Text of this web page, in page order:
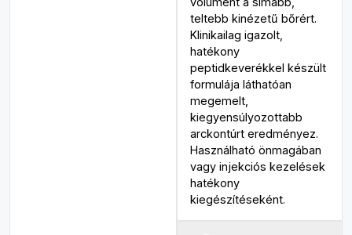
teltebb kinézetű bőrért.
Klinikailag igazolt,
hatékony
peptidkeverékkel készült
formulája láthatóan
megemelt,
kiegyensúlyozottabb
arckontúrt eredményez.​
Használható önmagában
vagy injekciós kezelések
hatékony
kiegészítéseként.